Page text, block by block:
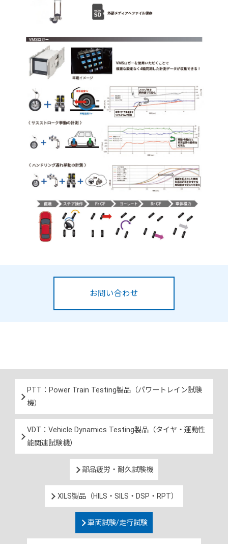
お問い合わせ
PTT：Power Train Testing製品（パワートレイン試験
機）
VDT：Vehicle Dynamics Testing製品（タイヤ・運動性
能関連試験機）
部品疲労・耐久試験機
XILS製品（HILS・SILS・DSP・RPT）
車両試験/走行試験